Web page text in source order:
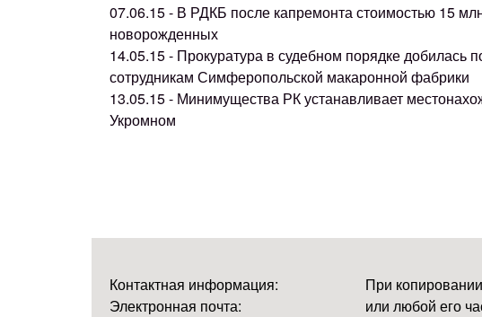
07.06.15 - В РДКБ после капремонта стоимостью 15
новорожденных
14.05.15 - Прокуратура в судебном порядке добилась
сотрудникам Симферопольской макаронной фабрики
13.05.15 - Минимущества РК устанавливает
Укромном
Контактная информация:
Электронная почта:
При
или любой его